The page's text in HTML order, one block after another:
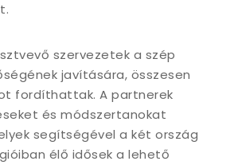
szervezetek a szép
javítására, összesen
fordíthattak. A partnerek
és módszertanokat
segítségével a két ország
élő idősek a lehető